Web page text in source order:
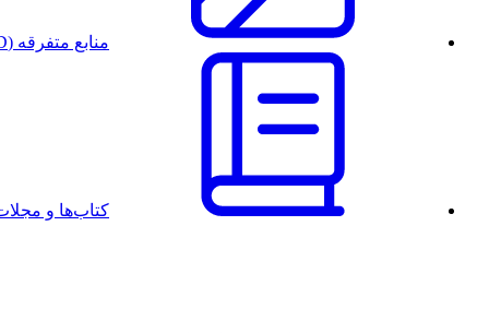
منابع متفرقه (PSD)
کتاب‌ها و